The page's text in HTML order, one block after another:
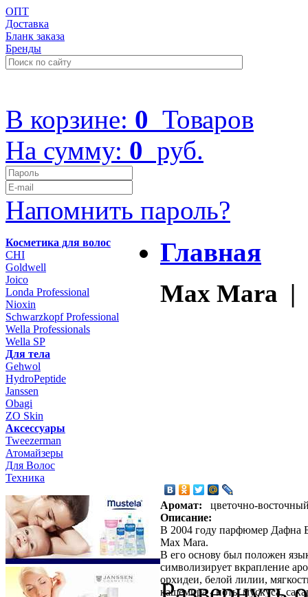
ОПТ
Доставка
Бланк заказа
Бренды
В корзине: 0 Товаров
На сумму: 0 руб.
Напомнить пароль?
Косметика для волос
CHI
Goldwell
Joico
Londa Professional
Nioxin
Schwarzkopf Professional
Wella Professionals
Wella SP
Для тела
Gehwol
HydroPeptide
Janssen
Obagi
ZO Skin
Aксессуары
Tweezerman
Атомайзеры
Для Волос
Техника
Главная
Max Mara |
Аромат:
цветочно-
Описание:
В 2004 году парфюмер Дафна
Max Mara.
В его основу был положен
символизирует вкрапление
орхидеи, белой лилии,
кашемира - ноты мускуса,